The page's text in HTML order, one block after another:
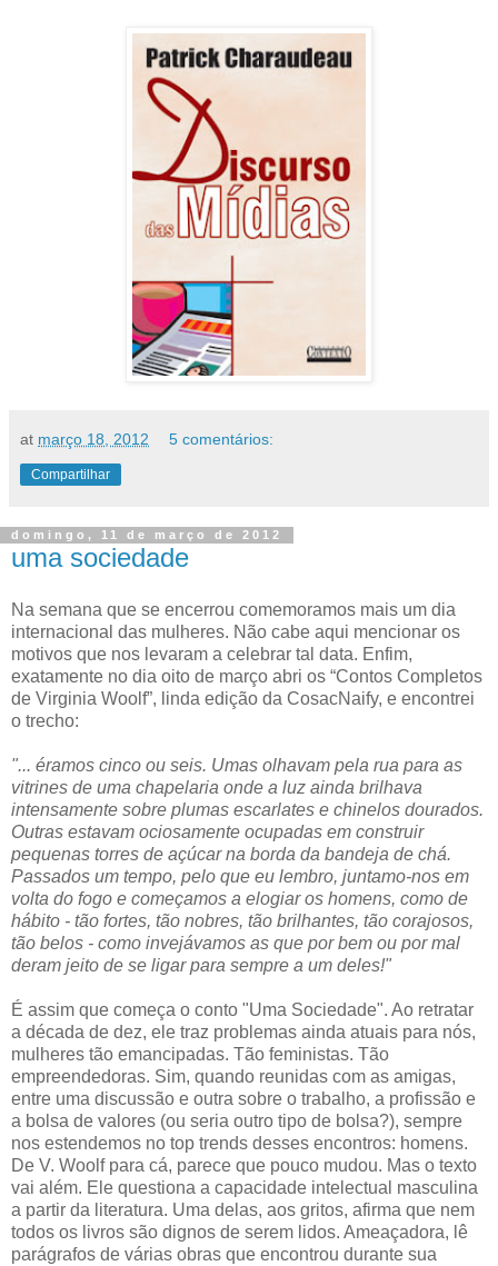
at março 18, 2012 5 comentários:
Compartilhar
domingo, 11 de março de 2012
uma sociedade
Na semana que se encerrou comemoramos mais um dia
internacional das mulheres. Não cabe aqui mencionar os
motivos que nos levaram a celebrar tal data. Enfim,
exatamente no dia oito de março abri os “Contos Completos
de Virginia Woolf”, linda edição da CosacNaify, e encontrei
o trecho:
"... éramos cinco ou seis. Umas olhavam pela rua para as
vitrines de uma chapelaria onde a luz ainda brilhava
intensamente sobre plumas escarlates e chinelos dourados.
Outras estavam ociosamente ocupadas em construir
pequenas torres de açúcar na borda da bandeja de chá.
Passados um tempo, pelo que eu lembro, juntamo-nos em
volta do fogo e começamos a elogiar os homens, como de
hábito - tão fortes, tão nobres, tão brilhantes, tão corajosos,
tão belos - como invejávamos as que por bem ou por mal
deram jeito de se ligar para sempre a um deles!"
É assim que começa o conto "Uma Sociedade". Ao retratar
a década de dez, ele traz problemas ainda atuais para nós,
mulheres tão emancipadas. Tão feministas. Tão
empreendedoras. Sim, quando reunidas com as amigas,
entre uma discussão e outra sobre o trabalho, a profissão e
a bolsa de valores (ou seria outro tipo de bolsa?), sempre
nos estendemos no top trends desses encontros: homens.
De V. Woolf para cá, parece que pouco mudou. Mas o texto
vai além. Ele questiona a capacidade intelectual masculina
a partir da literatura. Uma delas, aos gritos, afirma que nem
todos os livros são dignos de serem lidos. Ameaçadora, lê
parágrafos de várias obras que encontrou durante sua